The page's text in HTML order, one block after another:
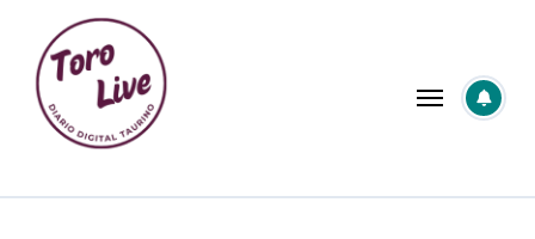
contenido